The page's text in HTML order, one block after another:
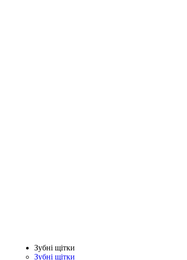
Зубні щітки
Зубні щітки